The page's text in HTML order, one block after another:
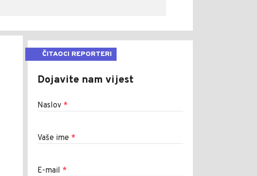
ČITAOCI REPORTERI
Dojavite nam vijest
Naslov *
Vaše ime *
E-mail *